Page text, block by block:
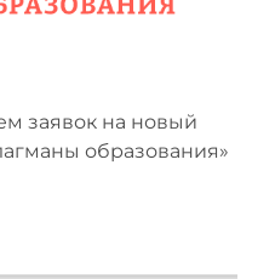
заявок на новый
образования»